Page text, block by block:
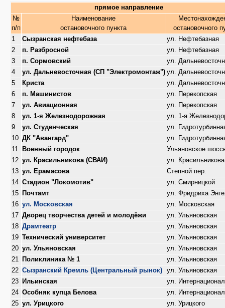
прямое направление
№
п/п
Наименование
остановочного пункта
остановочного
1
Сызранская нефтебаза
ул. Нефтебазная
2
п. Разбросной
ул. Нефтебазная
3
п. Сормовский
ул.
4
ул. Дальневосточная (СП "Электромонтаж") ул.
5
Криста
ул.
6
п. Машинистов
ул. Перекопская
7
ул. Авиационная
ул. Перекопская
8
ул. 1-я Железнодорожная
ул. 1-я
9
ул. Студенческая
ул.
10 ДК "Авангард"
ул.
11
Военный городок
Ульяновское
12 ул. Красильникова (СВАИ)
ул. Красильникова
13 ул. Ерамасова
Степной пер.
14 Стадион "Локомотив"
ул. Смирницкой
15
Почтамт
ул. Фридриха
16 ул. Московская
ул. Московская
17 Дворец творчества детей и молодёжи
ул. Ульяновская
18 Драмтеатр
ул. Ульяновская
19 Технический университет
ул. Ульяновская
20 ул. Ульяновская
ул. Ульяновская
21
Поликлиника № 1
ул. Ульяновская
22 Сызранский Кремль (Центральный рынок)
ул. Ульяновская
23
Ильинская
ул.
24 Особняк купца Белова
ул.
25 ул. Урицкого
ул. Урицкого